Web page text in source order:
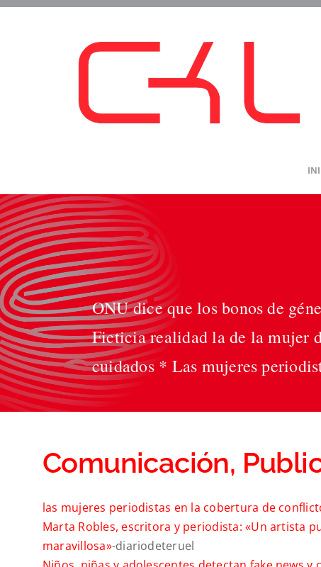
ONU dice que los bonos de
Ficticia realidad la de la mujer
cuidados * Las mujeres
Comunicación,
las mujeres periodistas en la cobertura de
Marta Robles, escritora y periodista: «Un artista
maravillosa»-diariodeteruel